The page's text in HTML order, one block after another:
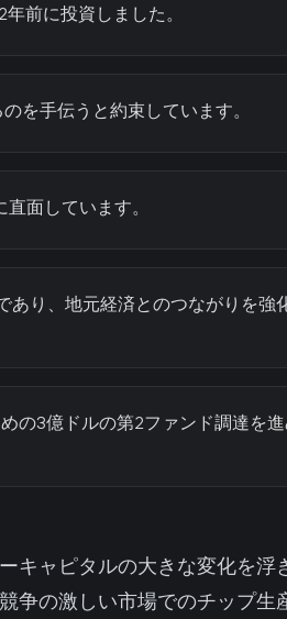
前に投資しました。
を手伝うと約束しています。
面しています。
あり、地元経済とのつながりを強
の3億ドルの第2ファンド調達を進
ャピタルの大きな変化を浮
争の激しい市場でのチップ生